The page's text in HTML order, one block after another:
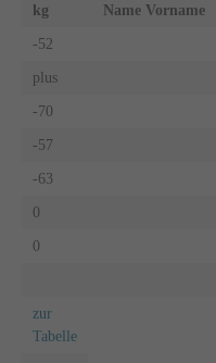
kg Name Vorname
-52
plus
-70
-57
-63
0
0
zur
Tabelle